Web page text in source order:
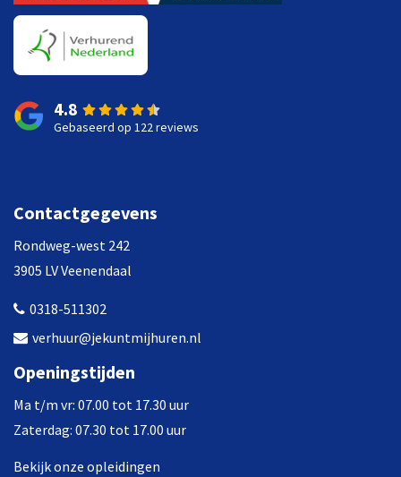
4.8
Gebaseerd op 122 reviews
Contactgegevens
Rondweg-west 242
3905 LV Veenendaal
0318-511302
verhuur@jekuntmijhuren.nl
Openingstijden
Ma t/m vr: 07.00 tot 17.30 uur
Zaterdag: 07.30 tot 17.00 uur
Bekijk onze opleidingen